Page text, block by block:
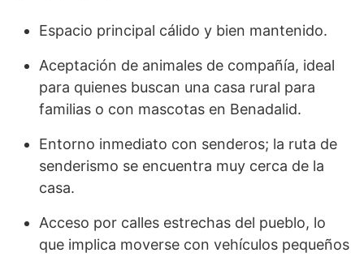
Espacio principal cálido y bien mantenido.
Aceptación de animales de compañía, ideal
para quienes buscan una casa rural para
familias o con mascotas en Benadalid.
Entorno inmediato con senderos; la ruta de
senderismo se encuentra muy cerca de la
casa.
Acceso por calles estrechas del pueblo, lo
que implica moverse con vehículos pequeños